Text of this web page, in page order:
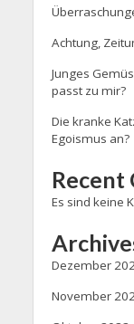
Achtung,
Junges
passt zu mir?
Die kranke
Egoismus an?
Recent
Es sind keine
Dezember
November